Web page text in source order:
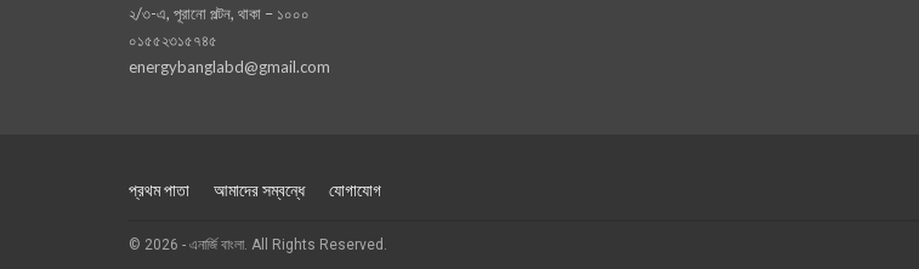
২/৩-এ, পূরানো পল্টন, থাকা – ১০০০
০১৫৫২৩১৫৭৪৫
energybanglabd@gmail.com
প্রথম পাতা আমাদের সম্বন্ধে যোগাযোগ
© 2026 - এনার্জি বাংলা. All Rights Reserved.